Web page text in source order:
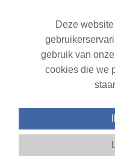
Vacatures
Contact
| All
Deze
gebruik van
cookies die we